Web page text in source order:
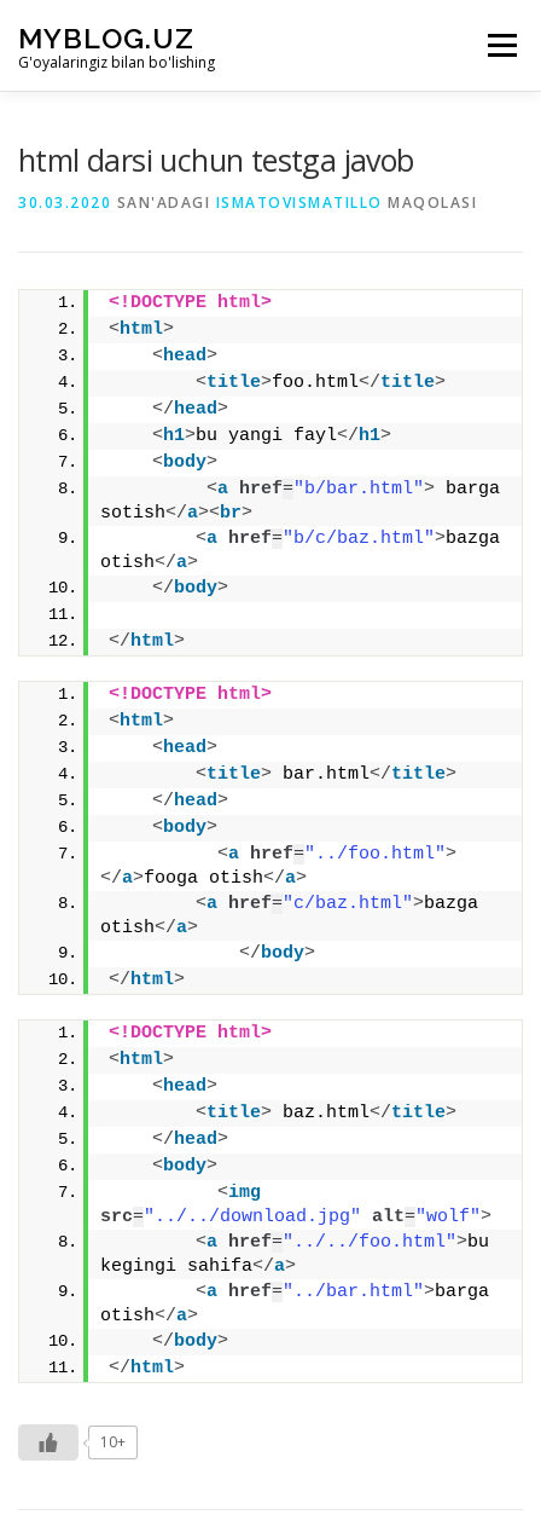
MYBLOG.UZ
G'oyalaringiz bilan bo'lishing
Menu
html darsi uchun testga javob
30.03.2020 SAN'ADAGI ISMATOVISMATILLO MAQOLASI
<!DOCTYPE html>
<html>
<head>
<title>foo.html</title>
</head>
<h1>bu yangi fayl</h1>
<body>
<a href="b/bar.html"> barga
sotish</a><br>
<a href="b/c/baz.html">bazga
otish</a>
</body>
</html>
<!DOCTYPE html>
<html>
<head>
<title> bar.html</title>
</head>
<body>
<a href="../foo.html">
</a>fooga otish</a>
<a href="c/baz.html">bazga
otish</a>
</body>
</html>
<!DOCTYPE html>
<html>
<head>
<title> baz.html</title>
</head>
<body>
<img
src="../../download.jpg" alt="wolf">
<a href="../../foo.html">bu
kegingi sahifa</a>
<a href="../bar.html">barga
otish</a>
</body>
</html>
10+